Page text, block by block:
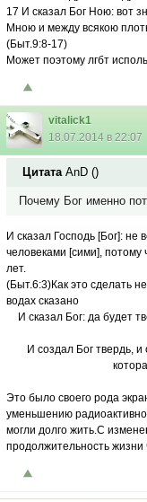
17 И сказал Бог Ною: вот
Мною и между всякою
(Быт.9:8-17)
Может поэтому лгбт
vitalick1
18.07.2014 в 22:07
Цитата AnD ()
Почему Бог именно
И сказал Господь [Бог]:
человеками [сими], потому
лет.
(Быт.6:3)Как это сделать
водах сказано
И сказал Бог: да будет
И создал Бог твердь,
Это было своего рода
уменьшению
могли долго жить.С
продолжительность жизни